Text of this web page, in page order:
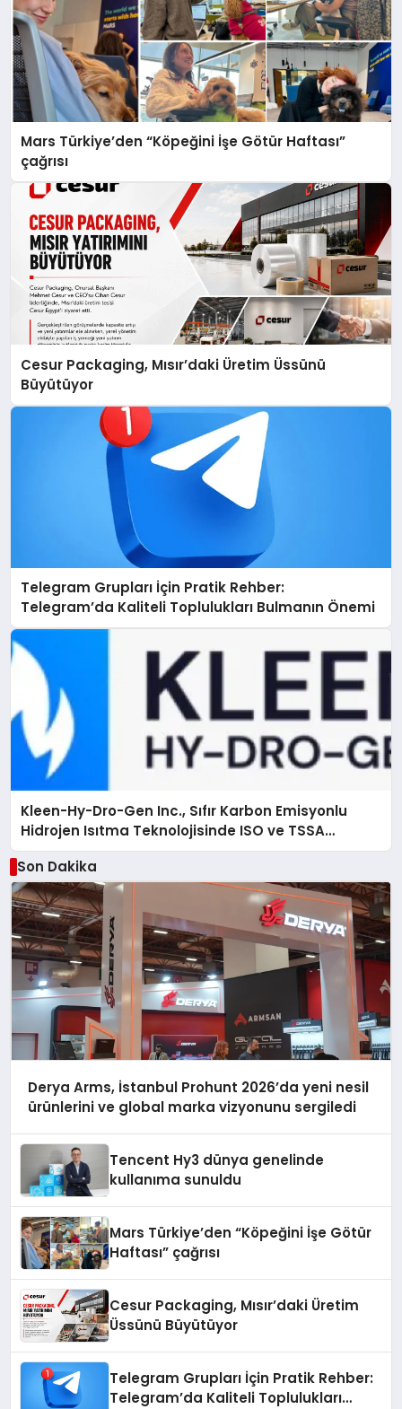
Mars Türkiye’den “Köpeğini İşe Götür Haftası”
çağrısı
Cesur Packaging, Mısır’daki Üretim Üssünü
Büyütüyor
Telegram Grupları İçin Pratik Rehber:
Telegram’da Kaliteli Toplulukları Bulmanın Önemi
Kleen-Hy-Dro-Gen Inc., Sıfır Karbon Emisyonlu
Hidrojen Isıtma Teknolojisinde ISO ve TSSA
Düzenleyici Onaylarını Aldı
Son Dakika
Derya Arms, İstanbul Prohunt 2026’da yeni nesil
ürünlerini ve global marka vizyonunu sergiledi
Tencent Hy3 dünya genelinde
kullanıma sunuldu
Mars Türkiye’den “Köpeğini İşe Götür
Haftası” çağrısı
Cesur Packaging, Mısır’daki Üretim
Üssünü Büyütüyor
Telegram Grupları İçin Pratik Rehber:
Telegram’da Kaliteli Toplulukları